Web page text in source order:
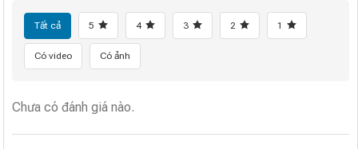
Tất cả 5 4 3 2 1
Có video Có ảnh
Chưa có đánh giá nào.